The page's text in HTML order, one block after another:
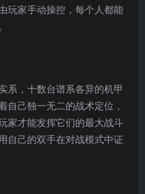
玩家手动操控，每个人都能
系，十数台谱系各异的机甲
自己独一无二的战术定位，
家才能发挥它们的最大战斗
自己的双手在对战模式中证